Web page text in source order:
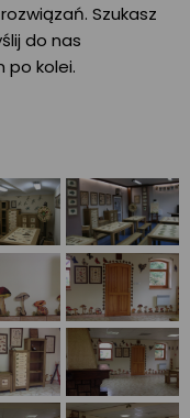
Szukasz
do nas
po kolei.